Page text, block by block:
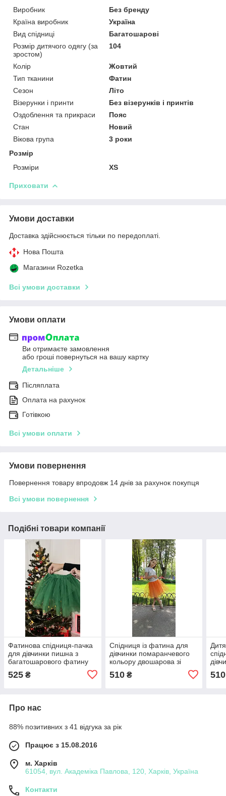
Виробник
Без бренду
Країна виробник
Україна
Вид спідниці
Багатошарові
Розмір дитячого одягу (за
зростом)
104
Колір
Жовтий
Тип тканини
Фатин
Сезон
Літо
Візерунки і принти
Без візерунків і принтів
Оздоблення та прикраси
Пояс
Стан
Новий
Вікова група
3 роки
Розмір
Розміри
XS
Приховати
Умови доставки
Доставка здійснюється тільки по передоплаті.
Нова Пошта
Магазини Rozetka
Всі умови доставки
Умови оплати
Ви отримаєте замовлення
або гроші повернуться на вашу картку
Детальніше
Післяплата
Оплата на рахунок
Готівкою
Всі умови оплати
Умови повернення
Повернення товару впродовж 14 днів за рахунок покупця
Всі умови повернення
Подібні товари компанії
Фатинова спідниця-пачка
для дівчинки пишна з
багатошарового фатину
зеленого кольору в шість
шарів р.86-146
525 ₴
Спідниця із фатина для
дівчинки помаранчевого
кольору двошарова зі
170
510₴
170
510
Про нас
88% позитивних з 41 відгука за рік
Працює з 15.08.2016
м. Харків
61054, вул. Академіка Павлова, 120, Харків, Україна
Контакти